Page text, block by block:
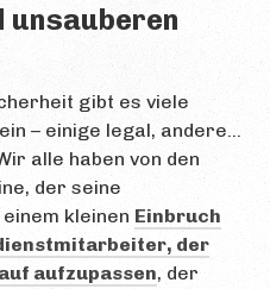
unsauberen
gibt es viele
– einige legal, andere…
alle haben von den
der seine
kleinen Einbruch
der
aufzupassen, der